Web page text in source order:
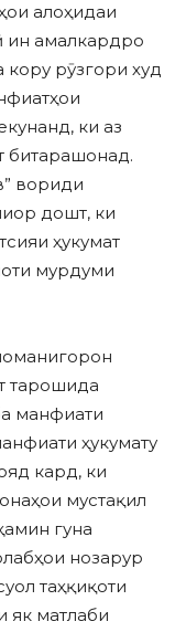
алоҳидаи
ин амалкардро
кору рӯзгори худ
ки аз
битарашонад.
вориди
дошт, ки
ҳукумат
мурдуми
тарошида
манфиати
ҳукумату
кард, ки
мустақил
гуна
нозарур
таҳқиқоти
як матлаби